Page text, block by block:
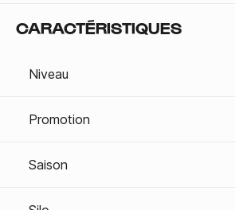
CARACTÉRISTIQUES
Niveau
Promotion
Saison